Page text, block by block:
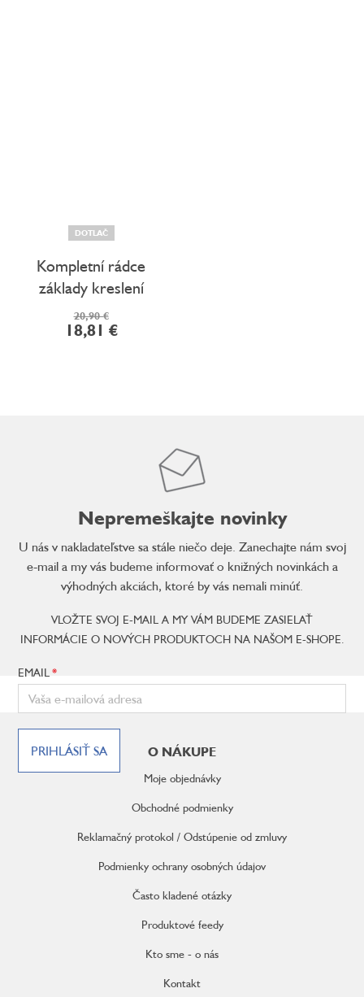
DOTLAČ
Kompletní rádce
základy kreslení
20,90 €
18,81 €
d
a
c
e
p
r
k
y
ý
p
u
Nepremeškajte novinky
U nás v nakladateľstve sa stále niečo deje. Zanechajte nám svoj
e-mail a my vás budeme informovať o knižných novinkách a
výhodných akciách, ktoré by vás nemali minúť.
VLOŽTE SVOJ E-MAIL A MY VÁM BUDEME ZASIELAŤ
INFORMÁCIE O NOVÝCH PRODUKTOCH NA NAŠOM E-SHOPE.
EMAIL
PRIHLÁSIŤ SA O NÁKUPE
Moje objednávky
Obchodné podmienky
Reklamačný protokol / Odstúpenie od zmluvy
Podmienky ochrany osobných údajov
Často kladené otázky
Produktové feedy
Kto sme - o nás
Kontakt